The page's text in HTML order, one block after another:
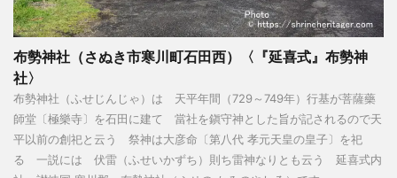
布勢神社（さぬき市寒川町石田西）〈『延喜式』布勢神
社〉
布勢神社（ふせじんじゃ）は 天平年間（729～749年）行基が菩薩藥
師堂〔極樂寺〕を石田に建て 當社を鎭守神とした旨が記されるので天
平以前の創祀と云う 祭神は大彦命〔第八代 孝元天皇の皇子〕を祀
る 一説には 伏雷（ふせいかずち）則ち雷神なりとも云う 延喜式内